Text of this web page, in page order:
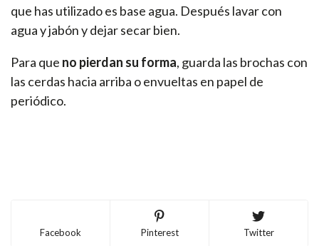
que has utilizado es base agua. Después lavar con
agua y jabón y dejar secar bien.
Para que no pierdan su forma, guarda las brochas con
las cerdas hacia arriba o envueltas en papel de
periódico.
Facebook Pinterest Twitter